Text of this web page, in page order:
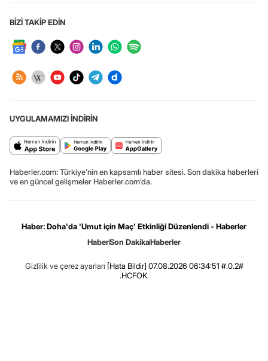
BİZİ TAKİP EDİN
UYGULAMAMIZI İNDİRİN
Haberler.com: Türkiye’nin en kapsamlı haber sitesi. Son dakika haberleri
ve en güncel gelişmeler Haberler.com’da.
Haber: Doha'da 'Umut için Maç' Etkinliği Düzenlendi - Haberler
HaberSon DakikaHaberler
Gizlilik ve çerez ayarları [Hata Bildir] 07.08.2026 06:34:51 #.0.2#
.HCFOK.